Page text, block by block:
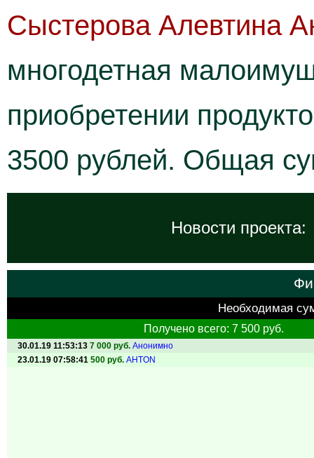
Сыстерова Алевтина
многодетная
приобретении
3500 рублей. Общая
Новости проекта:
Необходимая
Получено всего: 7 500 руб.
30.01.19 11:53:13 7 000 руб. Анонимно
23.01.19 07:58:41 500 руб. AHTON